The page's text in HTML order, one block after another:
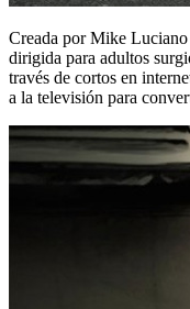
Creada por Mike Luciano
dirigida para adultos
través de cortos en
a la televisión para